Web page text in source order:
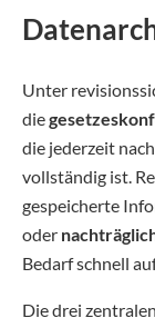
Unter
die
die jederzeit
vollständig ist.
gespeicherte
oder
Bedarf schnell
Die drei